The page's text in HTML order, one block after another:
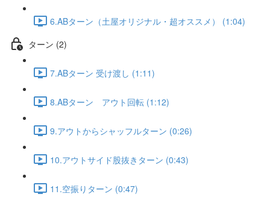
6.ABターン（土屋オリジナル・超オススメ） (1:04)
ターン (2)
7.ABターン 受け渡し (1:11)
8.ABターン アウト回転 (1:12)
9.アウトからシャッフルターン (0:26)
10.アウトサイド股抜きターン (0:43)
11.空振りターン (0:47)